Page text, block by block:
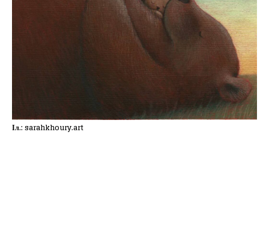
Іл.: sarahkhoury.art